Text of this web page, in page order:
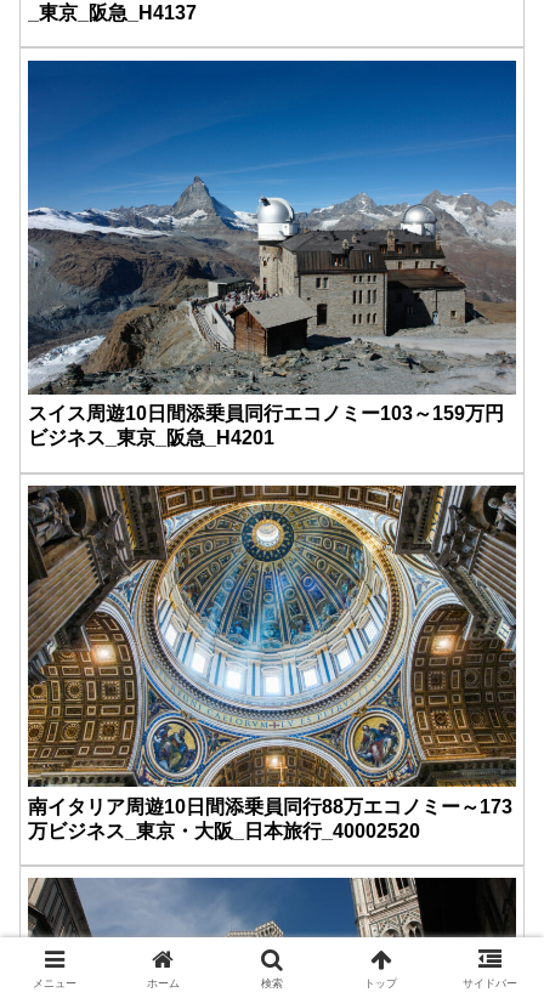
_東京_阪急_H4137
スイス周遊10日間添乗員同行エコノミー103～159万円
ビジネス_東京_阪急_H4201
南イタリア周遊10日間添乗員同行88万エコノミー～173
万ビジネス_東京・大阪_日本旅行_40002520
メニュー ホーム 検索 トップ サイドバー